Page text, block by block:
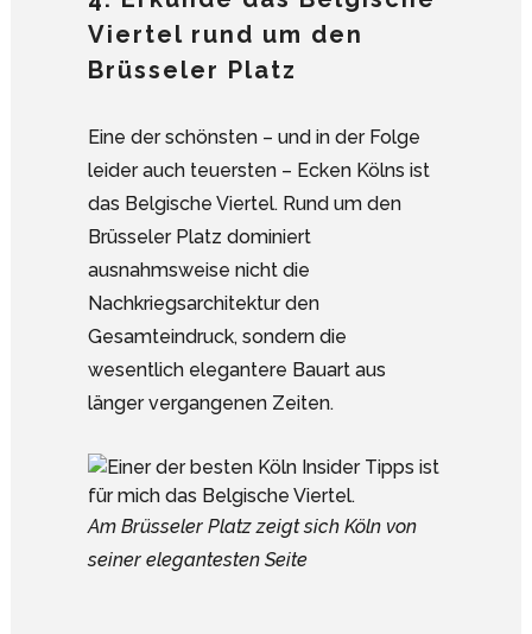
Viertel rund um den
Brüsseler Platz
Eine der schönsten – und in der Folge
leider auch teuersten – Ecken Kölns ist
das Belgische Viertel. Rund um den
Brüsseler Platz dominiert
ausnahmsweise nicht die
Nachkriegsarchitektur den
Gesamteindruck, sondern die
wesentlich elegantere Bauart aus
länger vergangenen Zeiten.
Am Brüsseler Platz zeigt sich Köln von
seiner elegantesten Seite